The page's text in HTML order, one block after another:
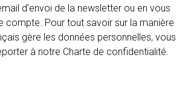
d’envoi de la newsletter ou en vous
compte. Pour tout savoir sur la manière
gère les données personnelles, vous
à notre Charte de confidentialité.